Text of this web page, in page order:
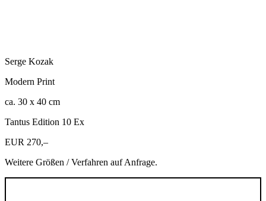
Serge Kozak
Modern Print
ca. 30 x 40 cm
Tantus Edition 10 Ex
EUR 270,–
Weitere Größen / Verfahren auf Anfrage.